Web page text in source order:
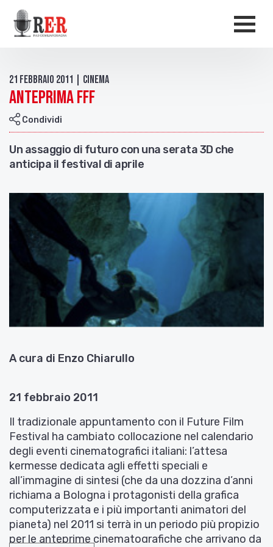
Salta al contenuto principale
21 Febbraio 2011 | Cinema
Anteprima FFF
Condividi
Un assaggio di futuro con una serata 3D che
anticipa il festival di aprile
A cura di Enzo Chiarullo
21 febbraio 2011
Il tradizionale appuntamento con il Future Film
Festival ha cambiato collocazione nel calendario
degli eventi cinematografici italiani: l’attesa
kermesse dedicata agli effetti speciali e
all’immagine di sintesi (che da una dozzina d’anni
richiama a Bologna i protagonisti della grafica
computerizzata e i più importanti animatori del
pianeta) nel 2011 si terrà in un periodo più propizio
per le anteprime cinematografiche che arrivano da